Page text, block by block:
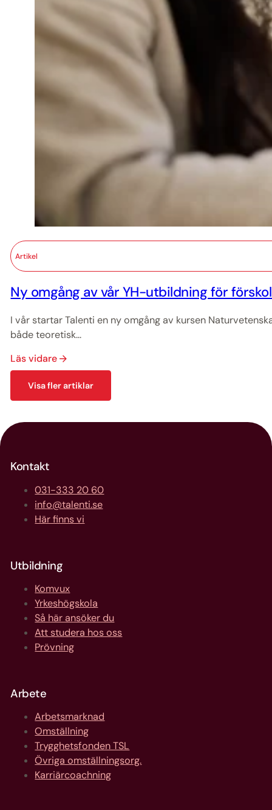
Artikel
Ny omgång av vår YH-utbildning för
I vår startar Talenti en ny omgång av kursen
både teoretisk...
Läs vidare
Visa fler artiklar
Kontakt
031-333 20 60
info@talenti.se
Här finns vi
Utbildning
Komvux
Yrkeshögskola
Så här ansöker du
Att studera hos oss
Prövning
Arbete
Arbetsmarknad
Omställning
Trygghetsfonden TSL
Övriga omställningsorg.
Karriärcoachning